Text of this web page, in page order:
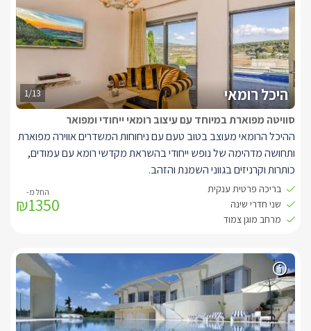
והמוצנעת של הסוויטה תוכלו ליהנות מבריכה מרשימה מעוצבת
ומיוחדת עם גימור פסיפס ועיטור של בת ים מול הנוף של הר הכרמל
ונחל חרובים. לצד הבריכה תוכלו למצוא צמחייה באווירה כפרית, פינת
ישיבה ומיטות שיזוף נוחות.
***החלונות על פי סגנון העיצוב המרוקאי מקומרים ולכן לא ניתן בבוקר
להחשיך את החדר לחלוטין
1/13 היכל רומאי
סוויטה מפוארת במיוחד עם עיצוב רומאי ייחודי ומפואר
ההיכל הרומאי מעוצב בטוב טעם עם ניחוחות המשדרים אווירה מפוארת
ותחושה מדהימה של נופש ייחודי בהשראת מקדשי רומא עם עמודים,
כותרות וקרניזים בגווני השמנת והזהב.
בסוויטה היוקרתית תמצאו ג'קוזי, מיטה זוגית גדולה (מטר שמונים),
מטבח מאובזר היטב עם מקרר, מכונת קפה, מיקרו תנור, כריים
חשמליות, טוסטר משולשים, טוסטר קופץ.
באזור החוץ של הסוויטה תוכלו מתחם גינה מפוארת עם חצר ובריכה
פרטית גדולה במיוחד (7X2.5), נוף מרהיב אל הרי הכרמל.
** הבריכה לא מחוממת בין נובמבר למרץ.
בריכה פרטית ענקית
שני חדרי שינה
מרחב מוגן צמוד
₪1350